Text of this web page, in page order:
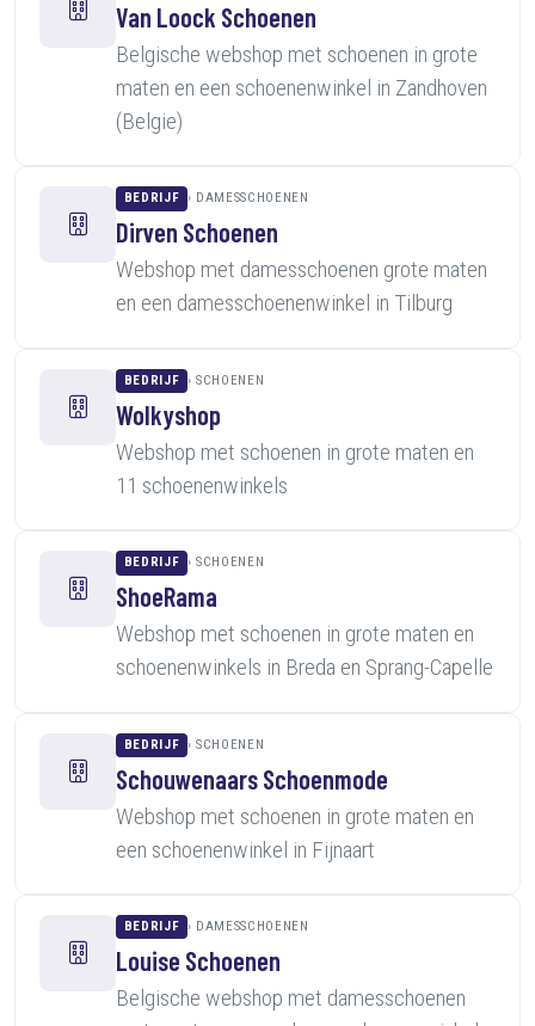
Van Loock Schoenen
Belgische webshop met schoenen in grote
maten en een schoenenwinkel in Zandhoven
(Belgie)
BEDRIJF DAMESSCHOENEN
Dirven Schoenen
Webshop met damesschoenen grote maten
en een damesschoenenwinkel in Tilburg
BEDRIJF SCHOENEN
Wolkyshop
Webshop met schoenen in grote maten en
11 schoenenwinkels
BEDRIJF SCHOENEN
ShoeRama
Webshop met schoenen in grote maten en
schoenenwinkels in Breda en Sprang-Capelle
BEDRIJF SCHOENEN
Schouwenaars Schoenmode
Webshop met schoenen in grote maten en
een schoenenwinkel in Fijnaart
BEDRIJF DAMESSCHOENEN
Louise Schoenen
Belgische webshop met damesschoenen